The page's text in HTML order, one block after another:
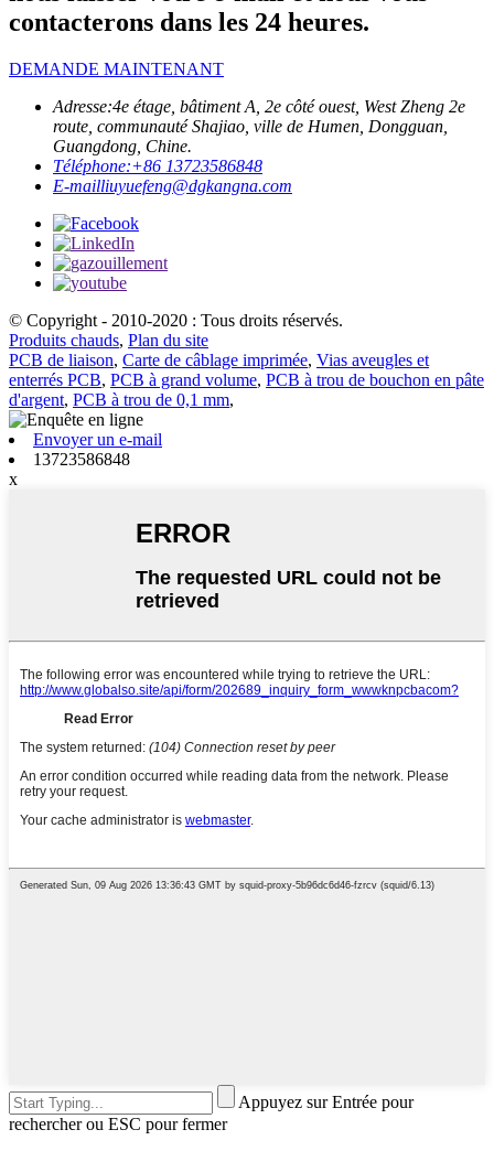
contacterons dans les 24 heures.
DEMANDE MAINTENANT
Adresse:4e étage, bâtiment A, 2e côté ouest, West Zheng 2e
route, communauté Shajiao, ville de Humen, Dongguan,
Guangdong, Chine.
Téléphone:+86 13723586848
E-mailliuyuefeng@dgkangna.com
© Copyright - 2010-2020 : Tous droits réservés.
Produits chauds, Plan du site
PCB de liaison, Carte de câblage imprimée, Vias aveugles et
enterrés PCB, PCB à grand volume, PCB à trou de bouchon en pâte
d'argent, PCB à trou de 0,1 mm,
Envoyer un e-mail
13723586848
x
Appuyez sur Entrée pour
rechercher ou ESC pour fermer